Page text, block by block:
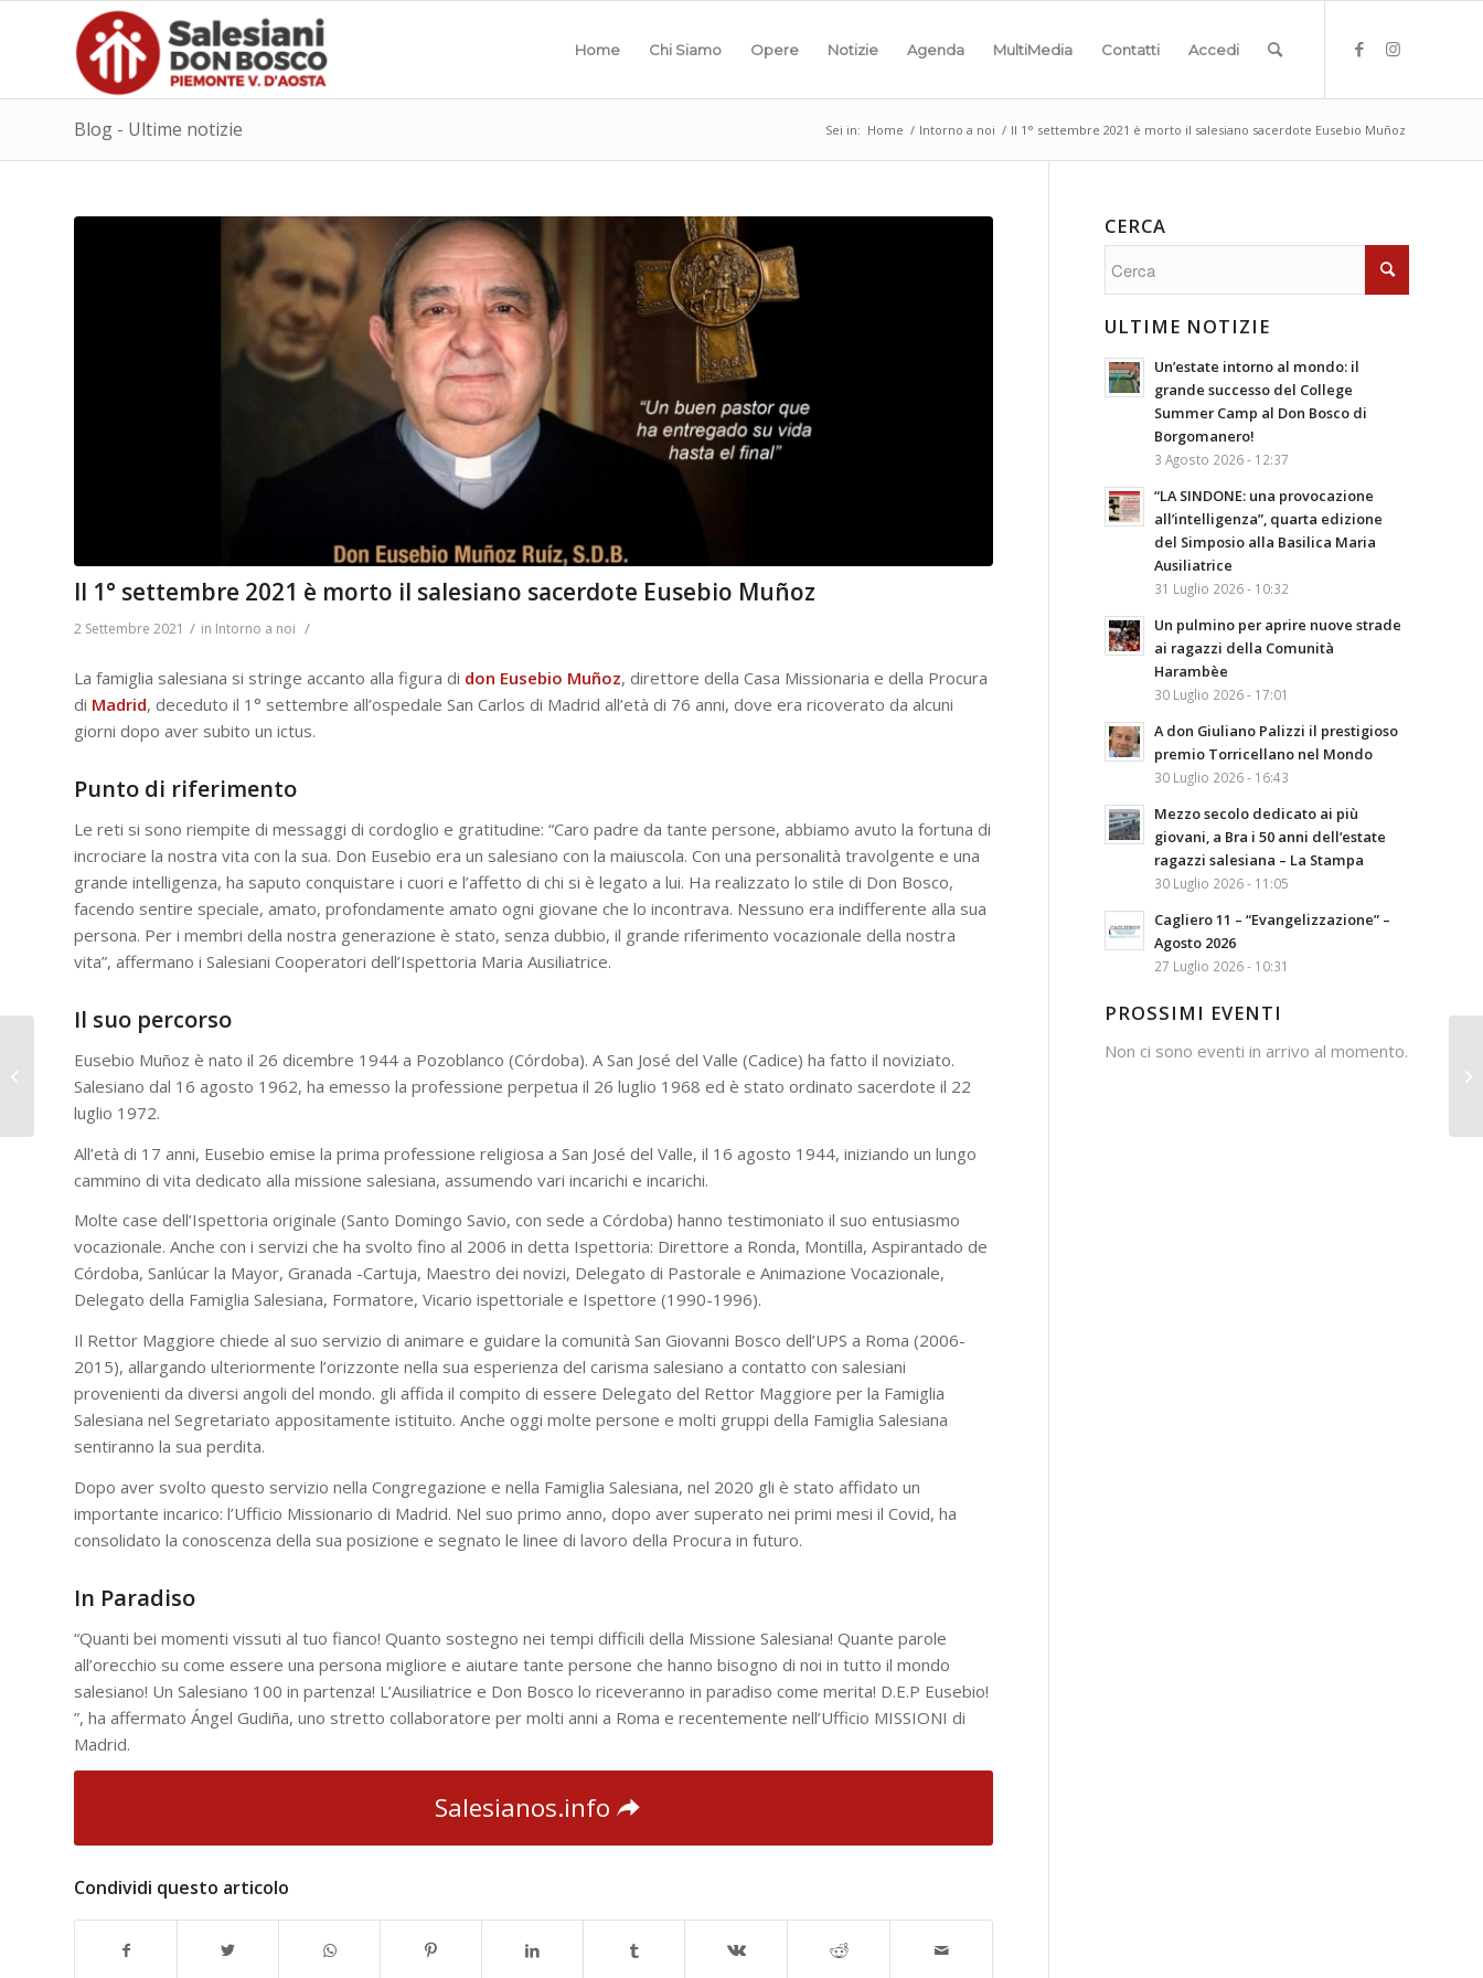
Home Chi Siamo Opere Notizie Agenda MultiMedia Contatti Accedi
Blog - Ultime notizie Sei in: Home / Intorno a noi / Il 1° settembre 2021 è morto il salesiano sacerdote Eusebio Muñoz
Il 1° settembre 2021 è morto il salesiano sacerdote Eusebio Muñoz
2 Settembre 2021 / in Intorno a noi /
La famiglia salesiana si stringe accanto alla figura di don Eusebio Muñoz, direttore della Casa Missionaria e della Procura
di Madrid, deceduto il 1° settembre all’ospedale San Carlos di Madrid all’età di 76 anni, dove era ricoverato da alcuni
giorni dopo aver subito un ictus.
Punto di riferimento
Le reti si sono riempite di messaggi di cordoglio e gratitudine: “Caro padre da tante persone, abbiamo avuto la fortuna di
incrociare la nostra vita con la sua. Don Eusebio era un salesiano con la maiuscola. Con una personalità travolgente e una
grande intelligenza, ha saputo conquistare i cuori e l’affetto di chi si è legato a lui. Ha realizzato lo stile di Don Bosco,
facendo sentire speciale, amato, profondamente amato ogni giovane che lo incontrava. Nessuno era indifferente alla sua
persona. Per i membri della nostra generazione è stato, senza dubbio, il grande riferimento vocazionale della nostra
vita”, affermano i Salesiani Cooperatori dell’Ispettoria Maria Ausiliatrice.
Il suo percorso
Eusebio Muñoz è nato il 26 dicembre 1944 a Pozoblanco (Córdoba). A San José del Valle (Cadice) ha fatto il noviziato.
Salesiano dal 16 agosto 1962, ha emesso la professione perpetua il 26 luglio 1968 ed è stato ordinato sacerdote il 22
luglio 1972.
All’età di 17 anni, Eusebio emise la prima professione religiosa a San José del Valle, il 16 agosto 1944, iniziando un lungo
cammino di vita dedicato alla missione salesiana, assumendo vari incarichi e incarichi.
Molte case dell’Ispettoria originale (Santo Domingo Savio, con sede a Córdoba) hanno testimoniato il suo entusiasmo
vocazionale. Anche con i servizi che ha svolto fino al 2006 in detta Ispettoria: Direttore a Ronda, Montilla, Aspirantado de
Córdoba, Sanlúcar la Mayor, Granada -Cartuja, Maestro dei novizi, Delegato di Pastorale e Animazione Vocazionale,
Delegato della Famiglia Salesiana, Formatore, Vicario ispettoriale e Ispettore (1990-1996).
Il Rettor Maggiore chiede al suo servizio di animare e guidare la comunità San Giovanni Bosco dell’UPS a Roma (2006-
2015), allargando ulteriormente l’orizzonte nella sua esperienza del carisma salesiano a contatto con salesiani
provenienti da diversi angoli del mondo. gli affida il compito di essere Delegato del Rettor Maggiore per la Famiglia
Salesiana nel Segretariato appositamente istituito. Anche oggi molte persone e molti gruppi della Famiglia Salesiana
sentiranno la sua perdita.
Dopo aver svolto questo servizio nella Congregazione e nella Famiglia Salesiana, nel 2020 gli è stato affidato un
importante incarico: l’Ufficio Missionario di Madrid. Nel suo primo anno, dopo aver superato nei primi mesi il Covid, ha
consolidato la conoscenza della sua posizione e segnato le linee di lavoro della Procura in futuro.
In Paradiso
“Quanti bei momenti vissuti al tuo fianco! Quanto sostegno nei tempi difficili della Missione Salesiana! Quante parole
all’orecchio su come essere una persona migliore e aiutare tante persone che hanno bisogno di noi in tutto il mondo
salesiano! Un Salesiano 100 in partenza! L’Ausiliatrice e Don Bosco lo riceveranno in paradiso come merita! D.E.P Eusebio!
”, ha affermato Ángel Gudiña, uno stretto collaboratore per molti anni a Roma e recentemente nell’Ufficio MISSIONI di
Madrid.
Salesianos.info
Condividi questo articolo
CERCA
ULTIME NOTIZIE
Un’estate intorno al mondo: il
grande successo del College
Summer Camp al Don Bosco di
Borgomanero!
3 Agosto 2026 - 12:37
“LA SINDONE: una provocazione
all’intelligenza”, quarta edizione
del Simposio alla Basilica Maria
Ausiliatrice
31 Luglio 2026 - 10:32
Un pulmino per aprire nuove strade
ai ragazzi della Comunità
Harambèe
30 Luglio 2026 - 17:01
A don Giuliano Palizzi il prestigioso
premio Torricellano nel Mondo
30 Luglio 2026 - 16:43
Mezzo secolo dedicato ai più
giovani, a Bra i 50 anni dell’estate
ragazzi salesiana – La Stampa
30 Luglio 2026 - 11:05
Cagliero 11 – “Evangelizzazione” –
Agosto 2026
27 Luglio 2026 - 10:31
PROSSIMI EVENTI
Non ci sono eventi in arrivo al momento.
Torino Agnelli – Visita
del Rettor Maggiore